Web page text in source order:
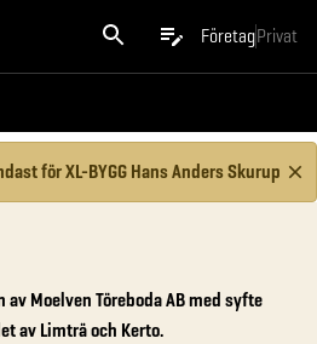
FöretagPrivat
för XL-BYGG Hans Anders Skurup
Moelven Töreboda AB med syfte
av Limträ och Kerto.